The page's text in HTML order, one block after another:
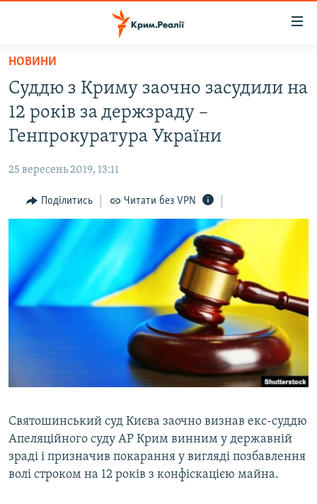
Перейти
основного
матеріалу
Перейти
до
основної
навігації
Перейти
до
пошуку
ВОДА.КРИМ
ВІДЕО ТА ФОТО
БЛОГИ
ПОГЛЯД
ІНТЕРВ'Ю
ВСЕ ЗА ДЕНЬ
СПЕЦПРОЕКТИ
ДЕПОРТАЦІЯ
УКРАЇНСЬКА ПРОБЛЕМА КРИМУ
ЯК ОБІЙТИ БЛОКУВАННЯ
Усі сайти RFE/RL
НОВИНИ
Суддю з Криму заочно засудили на
12 років за держзраду –
Генпрокуратура України
25 вересень 2019, 13:11
Поділитись Читати без VPN
Святошинський суд Києва заочно визнав екс-суддю
Апеляційного суду АР Крим винним у державній
зраді і призначив покарання у вигляді позбавлення
волі строком на 12 років з конфіскацією майна.